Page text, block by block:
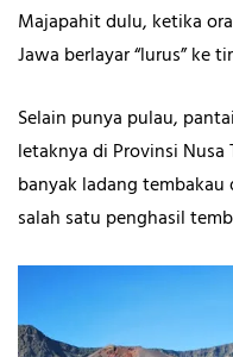
Majapahit dulu, ketika
Jawa berlayar “lurus” ke
Selain punya pulau,
letaknya di Provinsi
banyak ladang
salah satu penghasil